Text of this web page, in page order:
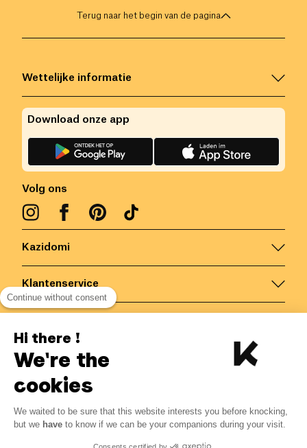
Terug naar het begin van de pagina
Kazidomi
Klantenservice
Wettelijke informatie
Volg ons
Download onze app
België/NL
Continue without consent
Hi there !
We're the
cookies
We waited to be sure that this website interests you before knocking,
but we have to know if we can be your companions during your visit.
Consents certified by